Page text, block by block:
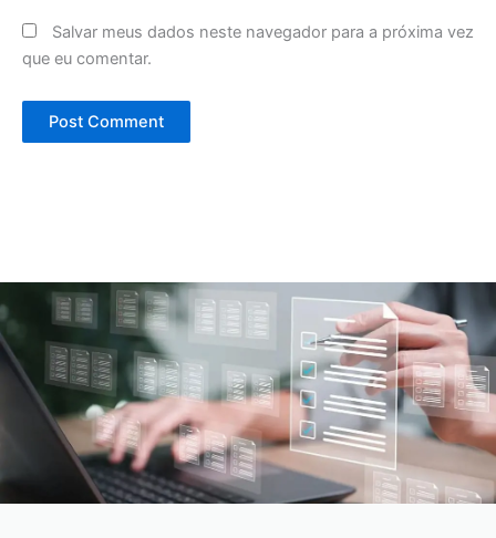
Salvar meus dados neste navegador para a próxima vez
que eu comentar.